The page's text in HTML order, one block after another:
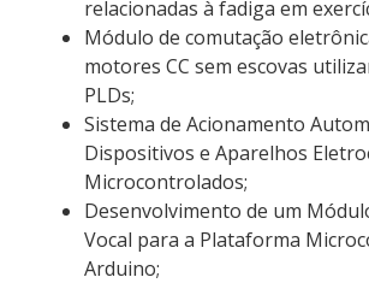
relacionadas à fadiga em
Módulo de comutação
motores CC sem escovas
PLDs;
Sistema de Acionamento
Dispositivos e Aparelhos
Microcontrolados;
Desenvolvimento de um
Vocal para a Plataforma
Arduino;